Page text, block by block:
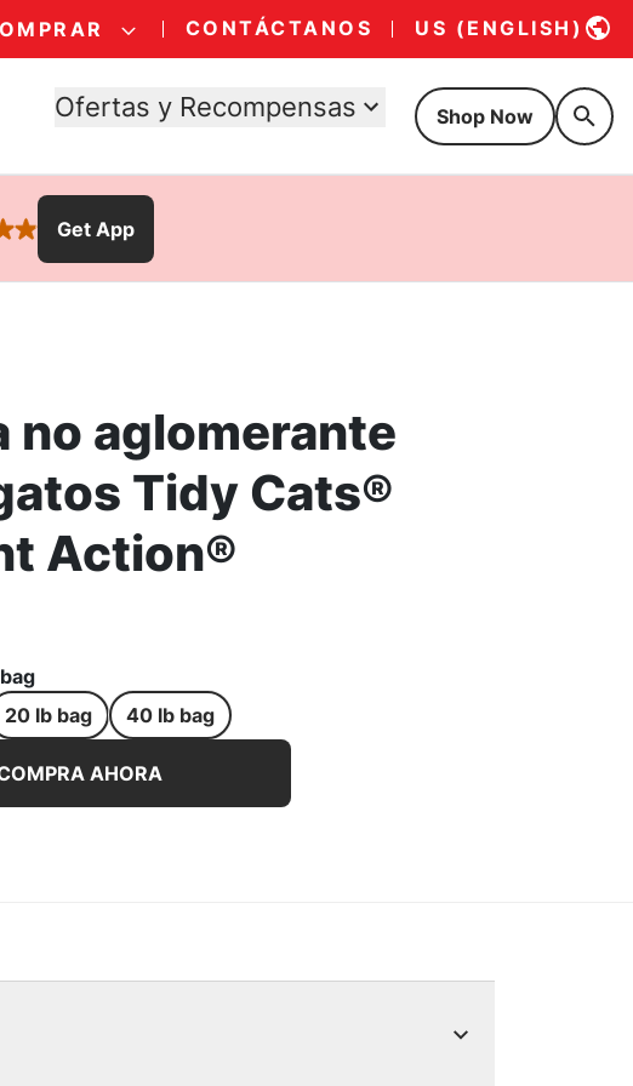
CONTÁCTANOS US (ENGLISH)
Ofertas y Recompensas Shop Now
Get App
no aglomerante
Tidy Cats®
Action®
20 lb bag
40 lb bag
para gatos Tidy Cats® Instant Action® - 10 lb bag
AHORA